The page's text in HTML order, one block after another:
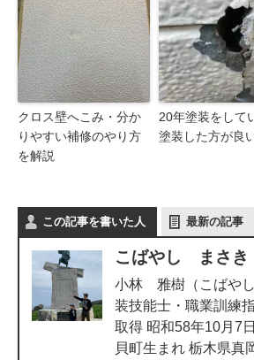
クロス壁へこみ・分か
りやすい補修のやり方
を解説
20年塗装をして
塗装した方が良
この記事を書いた人 最新の記事
こばやし まさき
小林 雅樹（こばや
装技能士・職業訓練
取得 昭和58年10月7
貝町生まれ 栃木県真